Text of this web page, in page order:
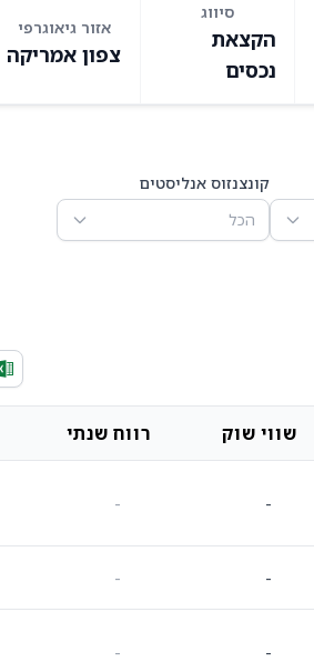
סיווג
הקצאת
נכסים
אזור גיאוגרפי
צפון אמריקה
קונצנזוס אנליסטים
הכל
שווי שוק רווח שנתי
-
-
-
-
-
-